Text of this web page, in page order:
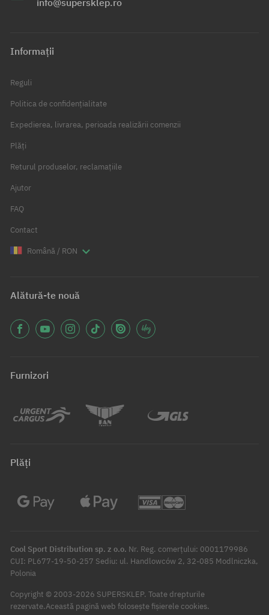
info@supersklep.ro
Informații
Reguli
Politica de confidențialitate
Expedierea, livrarea, perioada realizării comenzii
Plăți
Returul produselor, reclamațiile
Ajutor
FAQ
Contact
Română / RON
Alătură-te nouă
Furnizori
Plăți
Cool Sport Distribution sp. z o.o. Nr. Reg. comerțului: 0001179986
CUI: PL677-19-50-257 Sediu: ul. Handlowców 2, 32-085 Modlniczka,
Polonia
Copyright © 2003-2026 SUPERSKLEP. Toate drepturile
rezervate.Această pagină web folosește fișierele cookies.